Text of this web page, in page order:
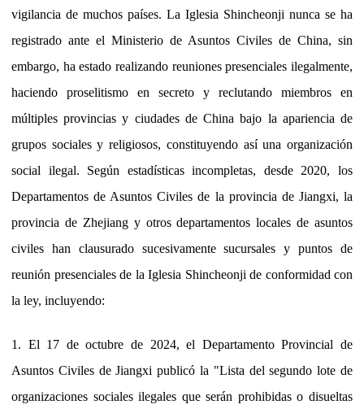
vigilancia de muchos países. La Iglesia Shincheonji nunca se ha
registrado ante el Ministerio de Asuntos Civiles de China, sin
embargo, ha estado realizando reuniones presenciales ilegalmente,
haciendo proselitismo en secreto y reclutando miembros en
múltiples provincias y ciudades de China bajo la apariencia de
grupos sociales y religiosos, constituyendo así una organización
social ilegal. Según estadísticas incompletas, desde 2020, los
Departamentos de Asuntos Civiles de la provincia de Jiangxi, la
provincia de Zhejiang y otros departamentos locales de asuntos
civiles han clausurado sucesivamente sucursales y puntos de
reunión presenciales de la Iglesia Shincheonji de conformidad con
la ley, incluyendo:
1. El 17 de octubre de 2024, el Departamento Provincial de
Asuntos Civiles de Jiangxi publicó la "Lista del segundo lote de
organizaciones sociales ilegales que serán prohibidas o disueltas